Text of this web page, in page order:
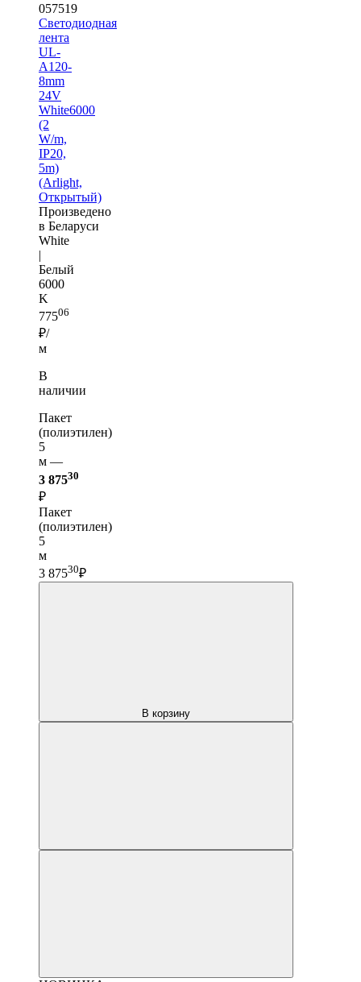
057519
Светодиодная
лента
UL-
A120-
8mm
24V
White6000
(2
W/m,
IP20,
5m)
(Arlight,
Открытый)
Произведено
в Беларуси
White
|
Белый
6000
K
77506
₽/
м
В
наличии
Пакет
(полиэтилен)
5
м —
3 87530
₽
Пакет
(полиэтилен)
5
м
3 87530₽
В корзину